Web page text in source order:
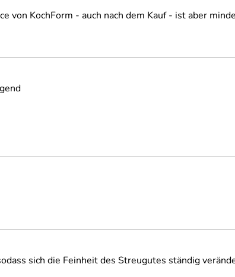
von KochForm - auch nach dem Kauf - ist aber
sich die Feinheit des Streugutes ständig